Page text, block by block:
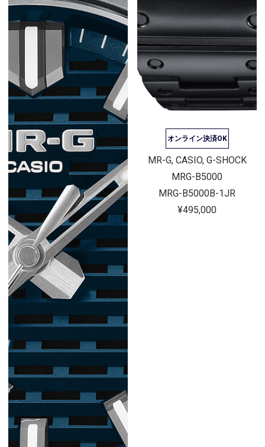
オンライン決済OK
MR-G, CASIO, G-SHOCK
MRG-B5000
MRG-B5000B-1JR
¥495,000